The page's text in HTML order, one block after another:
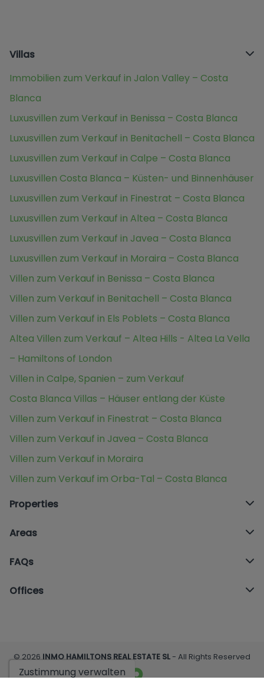
Villas
Immobilien zum Verkauf in Jalon Valley – Costa
Blanca
Luxusvillen zum Verkauf in Benissa – Costa Blanca
Luxusvillen zum Verkauf in Benitachell – Costa Blanca
Luxusvillen zum Verkauf in Calpe – Costa Blanca
Luxusvillen Costa Blanca – Küsten- und Binnenhäuser
Luxusvillen zum Verkauf in Finestrat – Costa Blanca
Luxusvillen zum Verkauf in Altea – Costa Blanca
Luxusvillen zum Verkauf in Javea – Costa Blanca
Luxusvillen zum Verkauf in Moraira – Costa Blanca
Villen zum Verkauf in Benissa – Costa Blanca
Villen zum Verkauf in Benitachell – Costa Blanca
Villen zum Verkauf in Els Poblets – Costa Blanca
Altea Villen zum Verkauf – Altea Hills - Altea La Vella
– Hamiltons of London
Villen in Calpe, Spanien – zum Verkauf
Costa Blanca Villas – Häuser entlang der Küste
Villen zum Verkauf in Finestrat – Costa Blanca
Villen zum Verkauf in Javea – Costa Blanca
Villen zum Verkauf in Moraira
Villen zum Verkauf im Orba-Tal – Costa Blanca
Properties
Areas
FAQs
Offices
© 2026 INMO HAMILTONS REAL ESTATE SL - All Rights Reserved
Zustimmung verwalten